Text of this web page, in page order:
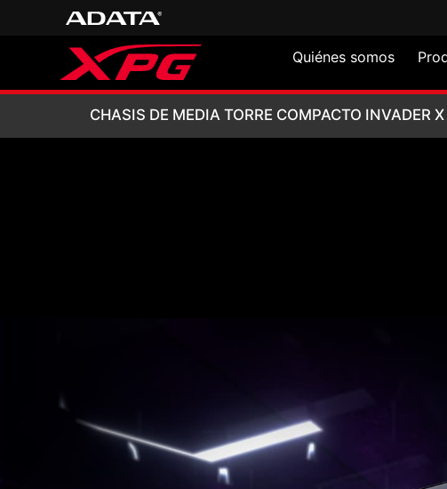
Quiénes somos
CHASIS DE MEDIA
CHASIS DE MEDIA TORRE COMPACTO INVADER